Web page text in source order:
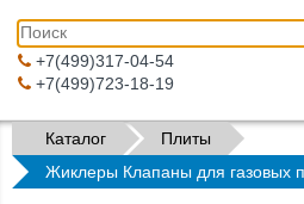
+7(499)317-04-54
+7(499)723-18-19
Каталог
Плиты
Жиклеры Клапаны для газовых